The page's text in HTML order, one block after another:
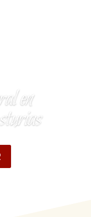
en